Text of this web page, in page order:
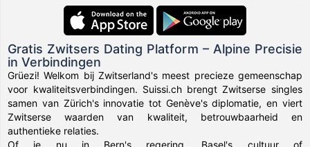
Gratis Zwitsers Dating Platform – Alpine Precisie
in Verbindingen
Grüezi! Welkom bij Zwitserland's meest precieze gemeenschap
voor kwaliteitsverbindingen. Suissi.ch brengt Zwitserse singles
samen van Zürich's innovatie tot Genève's diplomatie, en viert
Zwitserse waarden van kwaliteit, betrouwbaarheid en
authentieke relaties.
Of je nu in Bern's regering, Basel's cultuur of